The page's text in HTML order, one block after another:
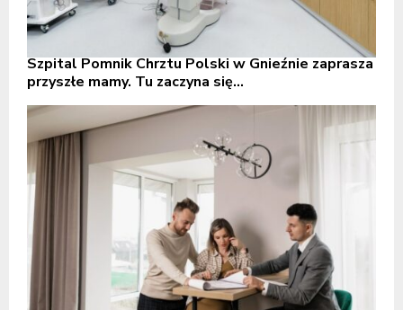
Szpital Pomnik Chrztu Polski w Gnieźnie zaprasza
przyszłe mamy. Tu zaczyna się...